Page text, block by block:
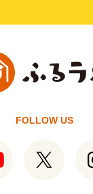
FOLLOW US